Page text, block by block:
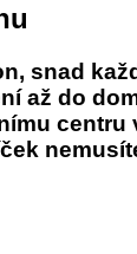
snad
až do
centru